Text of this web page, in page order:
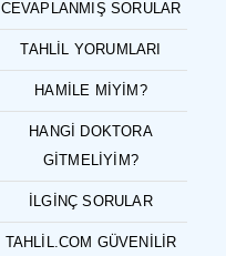
CEVAPLANMIŞ SORULAR
TAHLIL YORUMLARI
HAMILE MIYIM?
HANGI DOKTORA
GITMELIYIM?
İLGINÇ SORULAR
TAHLIL.COM GÜVENILIR